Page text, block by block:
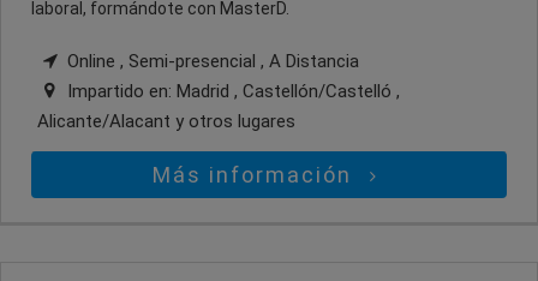
laboral, formándote con MasterD.
Online , Semi-presencial , A Distancia
Impartido en: Madrid , Castellón/Castelló ,
Alicante/Alacant y otros lugares
Más información